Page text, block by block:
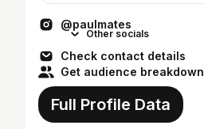
@paulmates
Other socials
Check contact details
Get audience breakdown
Full Profile Data